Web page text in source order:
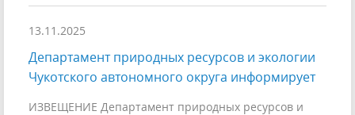
13.11.2025
Департамент природных ресурсов и экологии
Чукотского автономного округа информирует
ИЗВЕЩЕНИЕ Департамент природных ресурсов и